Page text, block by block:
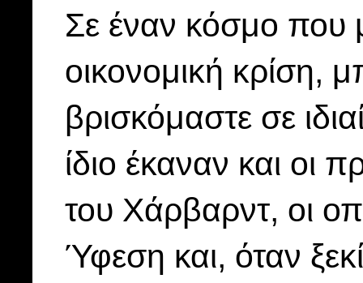
Σε έναν κόσμο που
οικονομική κρίση,
βρισκόμαστε σε
ίδιο έκαναν και οι
του Χάρβαρντ, οι
Ύφεση και, όταν